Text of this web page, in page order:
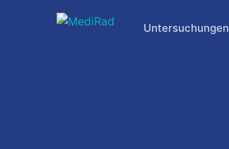
Untersuchungen